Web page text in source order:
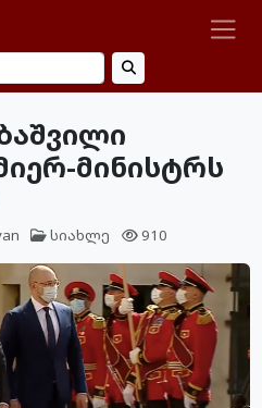
მინისტრს
სიახლე 910